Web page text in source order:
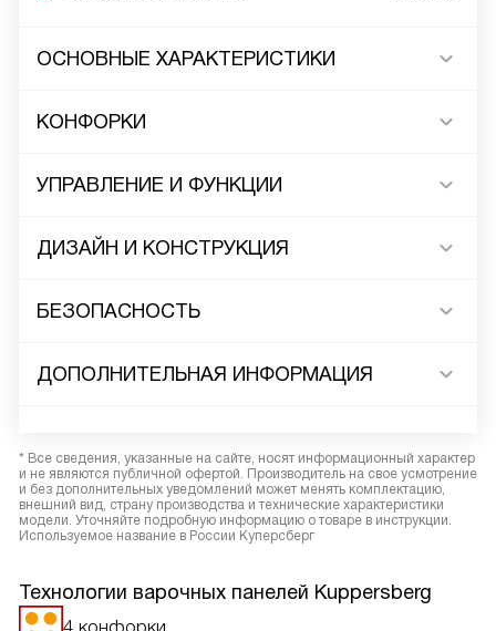
ОСНОВНЫЕ ХАРАКТЕРИСТИКИ
КОНФОРКИ
УПРАВЛЕНИЕ И ФУНКЦИИ
ДИЗАЙН И КОНСТРУКЦИЯ
БЕЗОПАСНОСТЬ
ДОПОЛНИТЕЛЬНАЯ ИНФОРМАЦИЯ
* Все сведения, указанные на сайте, носят информационный характер
и не являются публичной офертой. Производитель на свое усмотрение
и без дополнительных уведомлений может менять комплектацию,
внешний вид, страну производства и технические характеристики
модели. Уточняйте подробную информацию о товаре в инструкции.
Используемое название в России Куперсберг
Технологии варочных панелей Kuppersberg